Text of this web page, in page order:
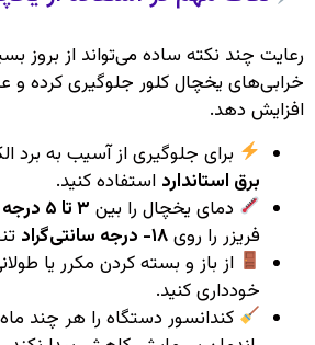
رعایت چند نکته ساده می‌تواند از بروز
خرابی‌های یخچال کلور جلوگیری کرده و
افزایش دهد.
برای جلوگیری از آسیب به برد
برق استاندارد استفاده کنید.
دمای یخچال را بین ۳ تا ۵ درجه سانتی‌گراد
فریزر را روی۱۸- درجه سانتی‌گراد
از باز و بسته کردن مکرر یا
خودداری کنید.
کندانسور دستگاه را هر چند ماه